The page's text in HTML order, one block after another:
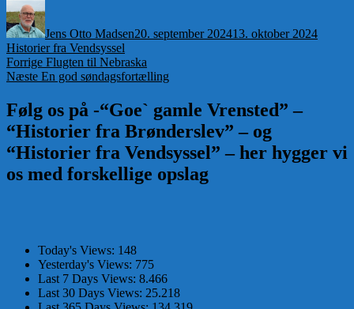
Jens Otto Madsen20. september 202413. oktober 2024
Historier fra Vendsyssel
Indlægsnavigation
Forrige Forrige
indlæg:
Flugten til Nebraska
Næste Næste
En god søndagsfortælling
Følg os på -“Goe` gamle Vrensted” –
“Historier fra Brønderslev” – og
“Historier fra Vendsyssel” – her hygger vi
os med forskellige opslag
Today's Views: 148
Yesterday's Views: 775
Last 7 Days Views: 8.466
Last 30 Days Views: 25.218